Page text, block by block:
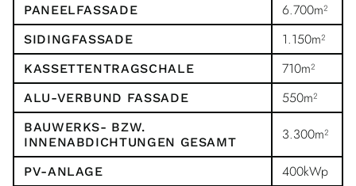
PANEELFASSADE 6.700m²
SIDINGFASSADE 1.150m²
KASSETTENTRAGSCHALE 710m²
ALU-VERBUND FASSADE 550m²
BAUWERKS- BZW.
INNENABDICHTUNGEN GESAMT
3.300m²
PV-ANLAGE 400kWp